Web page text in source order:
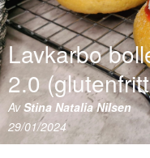
Lavkarbo
2.0
AvStina Natalia Nilsen
29/01/2024